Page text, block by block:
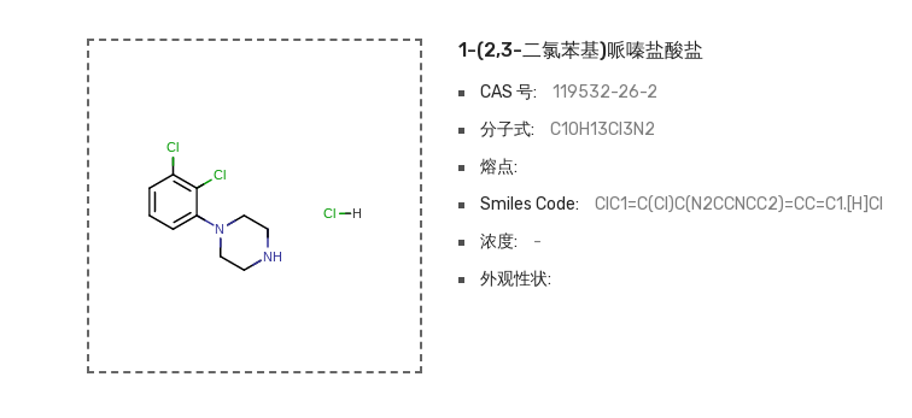
1-(2,3-二氯苯基)哌嗪盐酸盐
CAS 号: 119532-26-2
分子式:
C10H13Cl3N2
熔点:
Smiles Code:
ClC1=C(Cl)C(N2CCNCC2)=CC=C1.[H]Cl
浓度:
-
外观性状: